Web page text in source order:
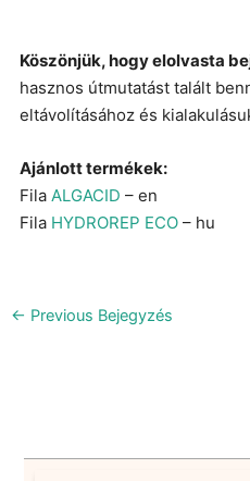
Köszönjük, hogy elolvasta
hasznos útmutatást talált
eltávolításához és
Ajánlott termékek:
Fila ALGACID – en
Fila HYDROREP ECO – hu
← Previous Bejegyzés